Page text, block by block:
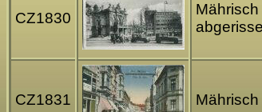
CZ1830
CZ1831